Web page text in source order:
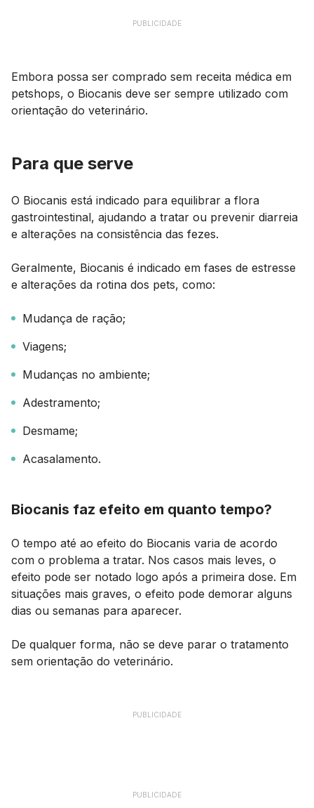
PUBLICIDADE
Embora possa ser comprado sem receita médica em
petshops, o Biocanis deve ser sempre utilizado com
orientação do veterinário.
Para que serve
O Biocanis está indicado para equilibrar a flora
gastrointestinal, ajudando a tratar ou prevenir diarreia
e alterações na consistência das fezes.
Geralmente, Biocanis é indicado em fases de estresse
e alterações da rotina dos pets, como:
Mudança de ração;
Viagens;
Mudanças no ambiente;
Adestramento;
Desmame;
Acasalamento.
Biocanis faz efeito em quanto tempo?
O tempo até ao efeito do Biocanis varia de acordo
com o problema a tratar. Nos casos mais leves, o
efeito pode ser notado logo após a primeira dose. Em
situações mais graves, o efeito pode demorar alguns
dias ou semanas para aparecer.
De qualquer forma, não se deve parar o tratamento
sem orientação do veterinário.
PUBLICIDADE
PUBLICIDADE